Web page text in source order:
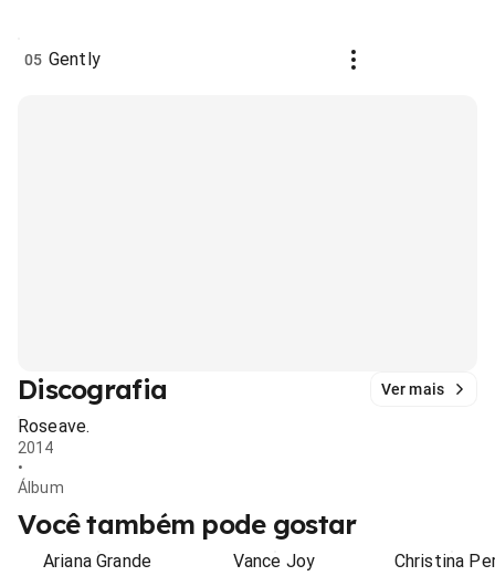
05 Gently
Discografia Ver mais
Roseave.
2014
•
Álbum
Você também pode gostar
Ariana Grande Vance Joy Christina